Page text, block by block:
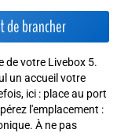
de brancher
de votre Livebox 5.
un accueil votre
ici : place au port
l'emplacement :
À ne pas